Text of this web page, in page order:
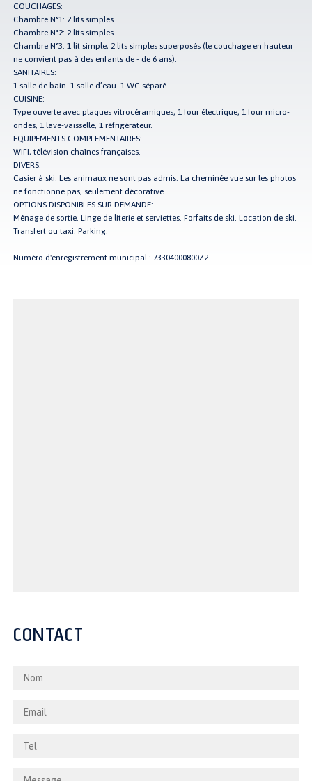
COUCHAGES:
Chambre N°1: 2 lits simples.
Chambre N°2: 2 lits simples.
Chambre N°3: 1 lit simple, 2 lits simples superposés (le couchage en hauteur
ne convient pas à des enfants de - de 6 ans).
SANITAIRES:
1 salle de bain. 1 salle d’eau. 1 WC séparé.
CUISINE:
Type ouverte avec plaques vitrocéramiques, 1 four électrique, 1 four micro-
ondes, 1 lave-vaisselle, 1 réfrigérateur.
EQUIPEMENTS COMPLEMENTAIRES:
WIFI, télévision chaînes françaises.
DIVERS:
Casier à ski. Les animaux ne sont pas admis. La cheminée vue sur les photos
ne fonctionne pas, seulement décorative.
OPTIONS DISPONIBLES SUR DEMANDE:
Ménage de sortie. Linge de literie et serviettes. Forfaits de ski. Location de ski.
Transfert ou taxi. Parking.
Numéro d'enregistrement municipal : 73304000800Z2
CONTACT